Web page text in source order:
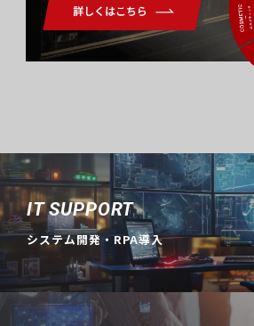
IT SUPPORT
システム開発・RPA導入